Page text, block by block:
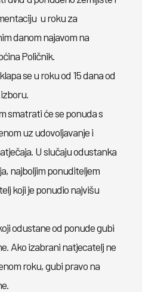
u roku za
danom najavom na
Poličnik.
se u roku od 15 dana od
smatrati će se ponuda s
uz udovoljavanje i
U slučaju odustanka
najboljim ponuditeljem
koji je ponudio najvišu
odustane od ponude gubi
Ako izabrani natjecatelj ne
roku, gubi pravo na